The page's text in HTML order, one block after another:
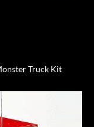
Truck Kit